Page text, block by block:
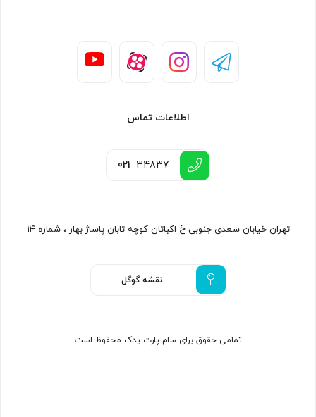
اطلاعات تماس
021 34837
تهران خیابان سعدی جنوبی خ اکباتان کوچه تابان پاساژ بهار ، شماره ۱۴
نقشه گوگل
تمامی حقوق برای سام پارت یدک محفوظ است